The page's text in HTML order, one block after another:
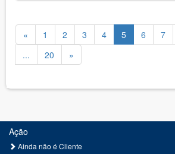
« 1 2 3 4 5 6 7
...
20 »
Ação
Ainda não é Cliente